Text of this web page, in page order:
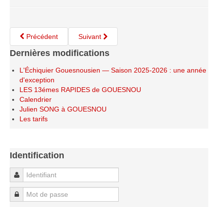
Saison 2015-2016
Saison 2014-2015
Saison 2012-2013
Saison 2011-2012
Saison 2010-2011
Saison 2009-2010
Les organisations
Les palmarès
L'Open de Noël
Les Rapides
Précédent Suivant
Dernières modifications
L'Échiquier Gouesnousien — Saison 2025-2026 : une année
d'exception
LES 13émes RAPIDES de GOUESNOU
Calendrier
Julien SONG à GOUESNOU
Les tarifs
Identification
Identifiant
Mot de passe